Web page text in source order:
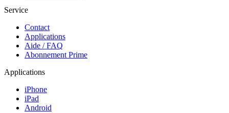
Service
Contact
Applications
Aide / FAQ
Abonnement Prime
Applications
iPhone
iPad
Android